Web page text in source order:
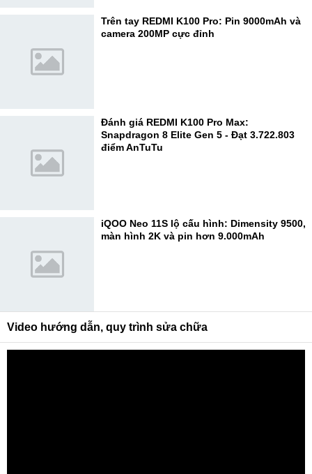
Trên tay REDMI K100 Pro: Pin 9000mAh và
camera 200MP cực đỉnh
Đánh giá REDMI K100 Pro Max:
Snapdragon 8 Elite Gen 5 - Đạt 3.722.803
điểm AnTuTu
iQOO Neo 11S lộ cấu hình: Dimensity 9500,
màn hình 2K và pin hơn 9.000mAh
Video hướng dẫn, quy trình sửa chữa